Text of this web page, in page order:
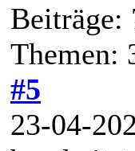
Beiträge:
Themen:
#5
23-04-